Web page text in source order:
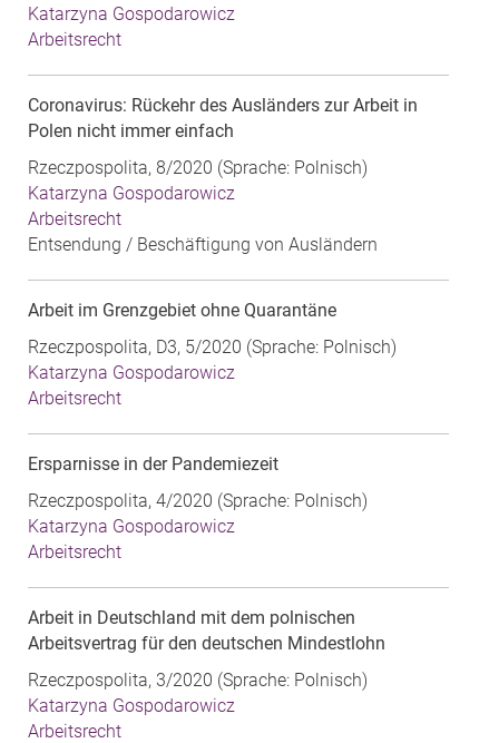
Katarzyna Gospodarowicz
Arbeitsrecht
Coronavirus: Rückehr des Ausländers zur Arbeit in
Polen nicht immer einfach
Rzeczpospolita, 8/2020 (Sprache: Polnisch)
Katarzyna Gospodarowicz
Arbeitsrecht
Entsendung / Beschäftigung von Ausländern
Arbeit im Grenzgebiet ohne Quarantäne
Rzeczpospolita, D3, 5/2020 (Sprache: Polnisch)
Katarzyna Gospodarowicz
Arbeitsrecht
Ersparnisse in der Pandemiezeit
Rzeczpospolita, 4/2020 (Sprache: Polnisch)
Katarzyna Gospodarowicz
Arbeitsrecht
Arbeit in Deutschland mit dem polnischen
Arbeitsvertrag für den deutschen Mindestlohn
Rzeczpospolita, 3/2020 (Sprache: Polnisch)
Katarzyna Gospodarowicz
Arbeitsrecht